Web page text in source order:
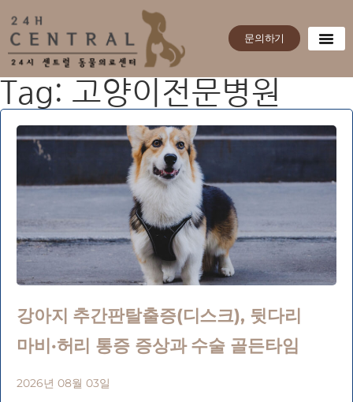
문의하기
Tag: 고양이전문병원
강아지 추간판탈출증(디스크), 뒷다리
마비·허리 통증 증상과 수술 골든타임
2026년 08월 03일